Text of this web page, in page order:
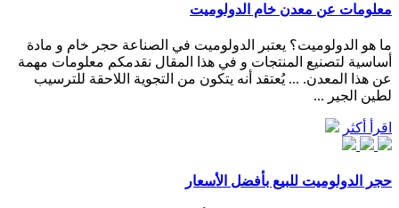
معلومات عن معدن خام الدولوميت
ما هو الدولوميت؟ يعتبر الدولوميت في الصناعة حجر خام و مادة
أساسية لتصنيع المنتجات و في هذا المقال نقدمكم معلومات مهمة
عن هذا المعدن. ... يُعتقد أنه يتكون من التجوية اللاحقة للترسيب
لطين الجير ...
اقرأ أكثر
حجر الدولوميت للبيع بأفضل الأسعار